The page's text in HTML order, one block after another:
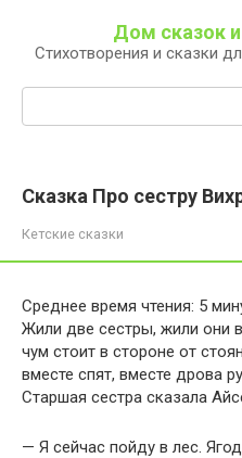
контенту
Дом сказок
Стихотворения и сказки
Сказка Про сестру
Кетские сказки
Среднее время чтения: 5
Жили две сестры, жили они
чум стоит в стороне от
вместе спят, вместе дрова
Старшая сестра сказала
— Я сейчас пойду в лес.